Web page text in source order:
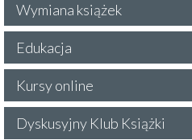
Wymiana książek
Edukacja
Kursy online
Dyskusyjny Klub Książki